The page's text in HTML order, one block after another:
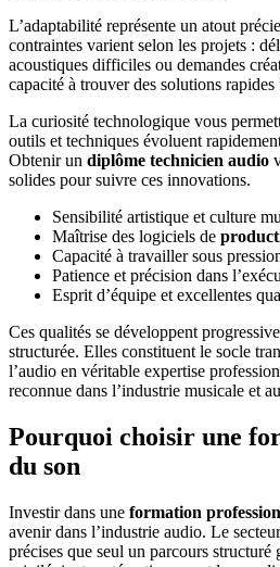
L’adaptabilité représente un atout
contraintes varient selon les projets :
acoustiques difficiles ou demandes
capacité à trouver des solutions
La curiosité technologique vous
outils et techniques évoluent
Obtenir un diplôme technicien audio
solides pour suivre ces innovations.
Sensibilité artistique et culture
Maîtrise des logiciels de
Capacité à travailler sous
Patience et précision dans
Esprit d’équipe et excellentes
Ces qualités se développent
structurée. Elles constituent le socle
l’audio en véritable expertise
reconnue dans l’industrie musicale et
Pourquoi choisir une
du son
Investir dans une formation
avenir dans l’industrie audio. Le
précises que seul un parcours structuré